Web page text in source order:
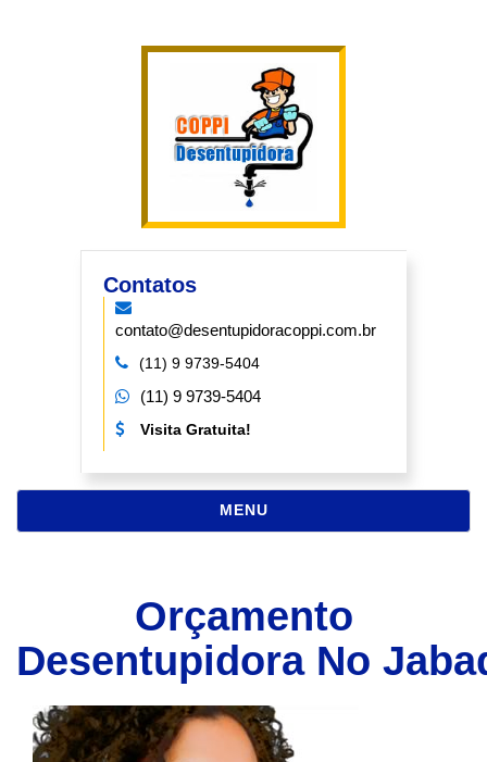
Contatos
contato@desentupidoracoppi.com.br
(11) 9 9739-5404
(11) 9 9739-5404
Visita Gratuita!
MENUNAVEGAÇÃO
Orçamento
Desentupidora No